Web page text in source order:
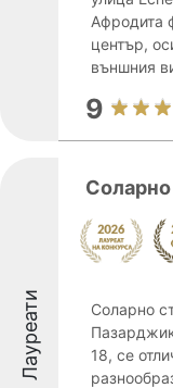
Афродита
център,
външния
9
Лауреати
Соларно
Соларно
18, се